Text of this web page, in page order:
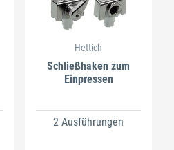
Hettich
Schließhaken zum
Einpressen
2 Ausführungen